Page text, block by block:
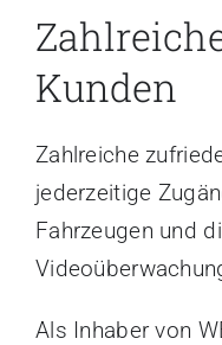
Kunden
Zahlreiche
jederzeitige
Fahrzeugen und
Als Inhaber von